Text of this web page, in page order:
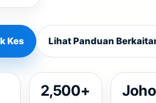
Kes Lihat Panduan
2,500+